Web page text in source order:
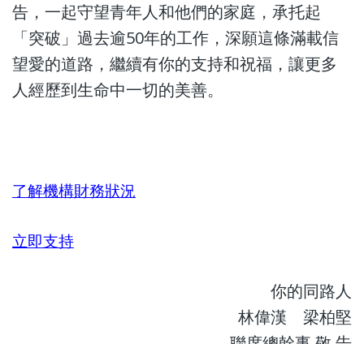
告，一起守望青年人和他們的家庭，承托起
「突破」過去逾50年的工作，深願這條滿載信
望愛的道路，繼續有你的支持和祝福，讓更多
人經歷到生命中一切的美善。
了解機構財務狀況
立即支持
你的同路人
林偉漢 梁柏堅